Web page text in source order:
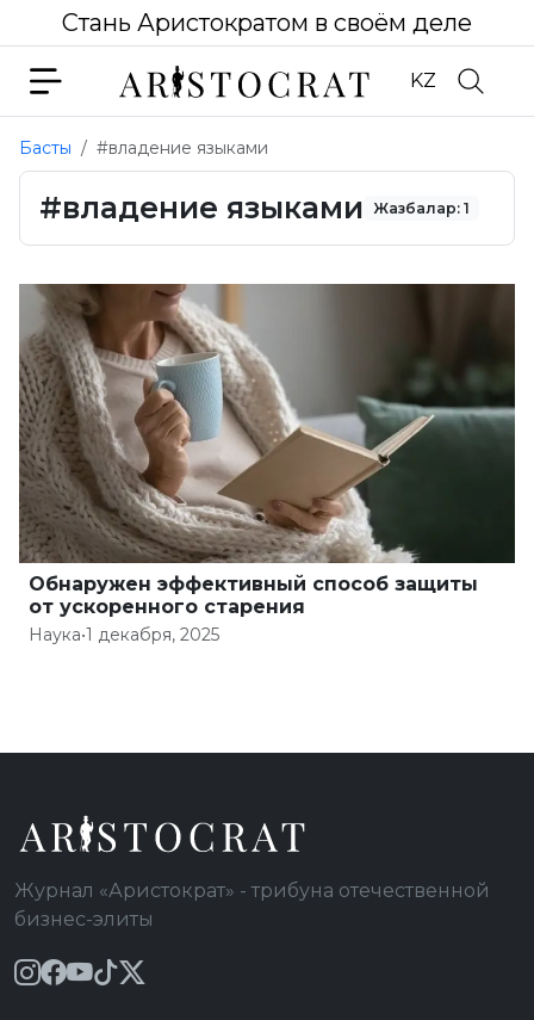
Стань Аристократом в своём деле
KZ
Басты #владение языками
#владение языками Жазбалар: 1
Обнаружен эффективный способ защиты
от ускоренного старения
Наука•1 декабря, 2025
Журнал «Аристократ» - трибуна отечественной
бизнес-элиты